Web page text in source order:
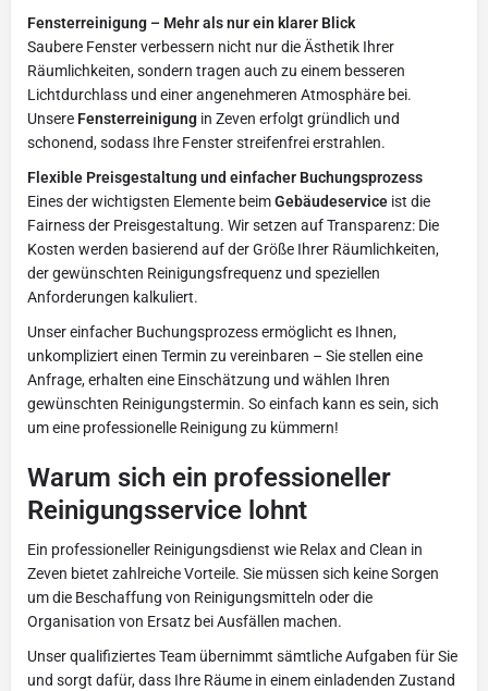
Fensterreinigung – Mehr als nur ein klarer Blick
Saubere Fenster verbessern nicht nur die Ästhetik Ihrer
Räumlichkeiten, sondern tragen auch zu einem besseren
Lichtdurchlass und einer angenehmeren Atmosphäre bei.
Unsere Fensterreinigung in Zeven erfolgt gründlich und
schonend, sodass Ihre Fenster streifenfrei erstrahlen.
Flexible Preisgestaltung und einfacher Buchungsprozess
Eines der wichtigsten Elemente beimGebäudeservice ist die
Fairness der Preisgestaltung. Wir setzen auf Transparenz: Die
Kosten werden basierend auf der Größe Ihrer Räumlichkeiten,
der gewünschten Reinigungsfrequenz und speziellen
Anforderungen kalkuliert.
Unser einfacher Buchungsprozess ermöglicht es Ihnen,
unkompliziert einen Termin zu vereinbaren – Sie stellen eine
Anfrage, erhalten eine Einschätzung und wählen Ihren
gewünschten Reinigungstermin. So einfach kann es sein, sich
um eine professionelle Reinigung zu kümmern!
Warum sich ein professioneller
Reinigungsservice lohnt
Ein professioneller Reinigungsdienst wie Relax and Clean in
Zeven bietet zahlreiche Vorteile. Sie müssen sich keine Sorgen
um die Beschaffung von Reinigungsmitteln oder die
Organisation von Ersatz bei Ausfällen machen.
Unser qualifiziertes Team übernimmt sämtliche Aufgaben für Sie
und sorgt dafür, dass Ihre Räume in einem einladenden Zustand